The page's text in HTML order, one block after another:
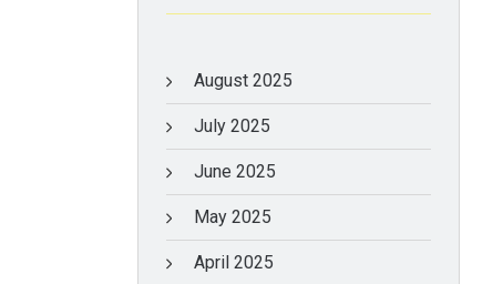
August 2025
July 2025
June 2025
May 2025
April 2025